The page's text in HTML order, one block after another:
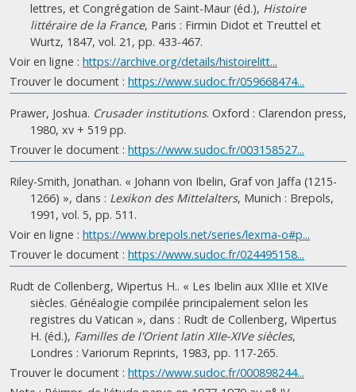
lettres, et Congrégation de Saint-Maur (éd.), Histoire
littéraire de la France, Paris : Firmin Didot et Treuttel et
Wurtz, 1847, vol. 21, pp. 433-467.
Voir en ligne : https://archive.org/details/histoirelitt...
Trouver le document : https://www.sudoc.fr/059668474...
Prawer, Joshua. Crusader institutions. Oxford : Clarendon press,
1980, xv + 519 pp.
Trouver le document : https://www.sudoc.fr/003158527...
Riley-Smith, Jonathan. « Johann von Ibelin, Graf von Jaffa (1215-
1266) », dans : Lexikon des Mittelalters, Munich : Brepols,
1991, vol. 5, pp. 511.
Voir en ligne : https://www.brepols.net/series/lexma-o#p...
Trouver le document : https://www.sudoc.fr/024495158...
Rudt de Collenberg, Wipertus H.. « Les Ibelin aux XlIIe et XIVe
siècles. Généalogie compilée principalement selon les
registres du Vatican », dans : Rudt de Collenberg, Wipertus
H. (éd.), Familles de l'Orient latin XIIe-XIVe siècles,
Londres : Variorum Reprints, 1983, pp. 117-265.
Trouver le document : https://www.sudoc.fr/000898244...